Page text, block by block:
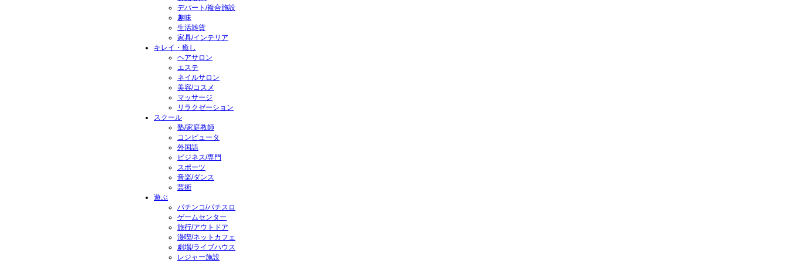
デパート/複合施設
趣味
生活雑貨
家具/インテリア
キレイ・癒し
ヘアサロン
エステ
ネイルサロン
美容/コスメ
マッサージ
リラクゼーション
スクール
塾/家庭教師
コンピュータ
外国語
ビジネス/専門
スポーツ
音楽/ダンス
芸術
遊ぶ
パチンコ/パチスロ
ゲームセンター
旅行/アウトドア
漫喫/ネットカフェ
劇場/ライブハウス
レジャー施設